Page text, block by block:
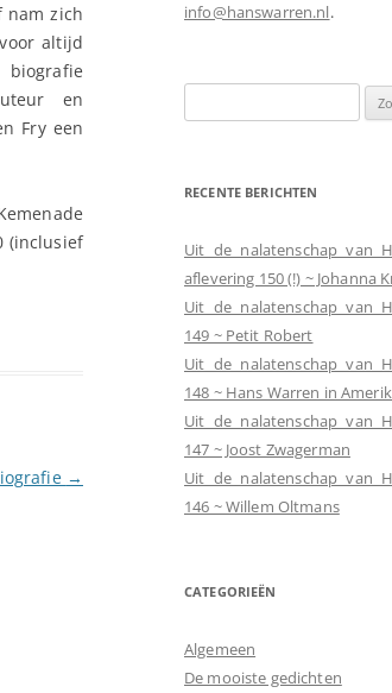
nam zich
altijd
en
Fry een
(inclusief
→
info@hanswarren.nl.
naar:
RECENTE BERICHTEN
Uit de nalatenschap van
aflevering 150 (!) ~ Johanna
Uit de nalatenschap van
149 ~ Petit Robert
Uit de nalatenschap van
148 ~ Hans Warren in
Uit de nalatenschap van
147 ~ Joost Zwagerman
Uit de nalatenschap van
146 ~ Willem Oltmans
CATEGORIEËN
Algemeen
De mooiste gedichten